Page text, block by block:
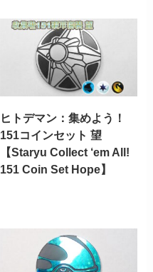
ヒトデマン：集めよう！
151コインセット 望
【Staryu Collect ‘em All!
151 Coin Set Hope】